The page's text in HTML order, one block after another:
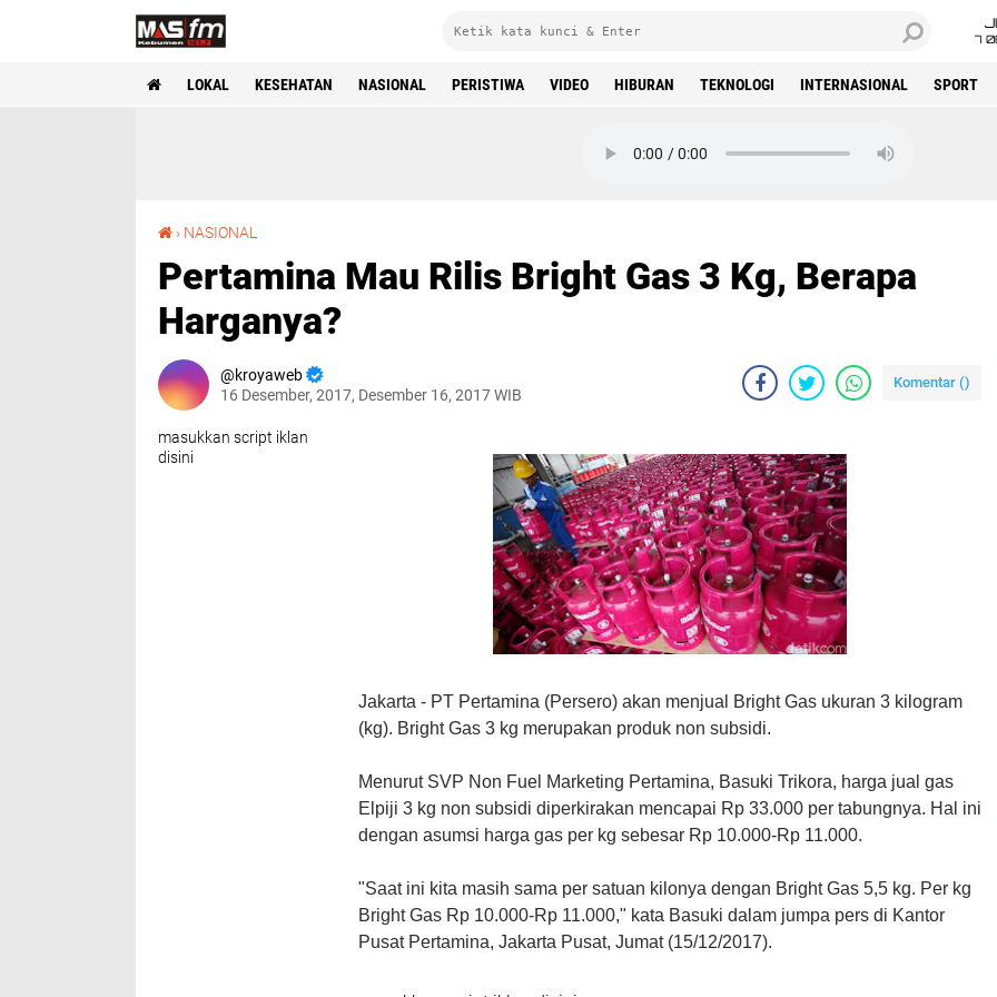
7
LOKAL KESEHATAN NASIONAL PERISTIWA VIDEO HIBURAN TEKNOLOGI INTERNASIONAL SPORT
› NASIONAL
Pertamina Mau Rilis Bright Gas 3 Kg, Berapa
Harganya?
kroyaweb
16 Desember, 2017, Desember 16, 2017 WIB
Komentar ()
masukkan script iklan
disini
Jakarta - PT Pertamina (Persero) akan menjual Bright Gas ukuran 3 kilogram
(kg). Bright Gas 3 kg merupakan produk non subsidi.
Menurut SVP Non Fuel Marketing Pertamina, Basuki Trikora, harga jual gas
Elpiji 3 kg non subsidi diperkirakan mencapai Rp 33.000 per tabungnya. Hal ini
dengan asumsi harga gas per kg sebesar Rp 10.000-Rp 11.000.
"Saat ini kita masih sama per satuan kilonya dengan Bright Gas 5,5 kg. Per kg
Bright Gas Rp 10.000-Rp 11.000," kata Basuki dalam jumpa pers di Kantor
Pusat Pertamina, Jakarta Pusat, Jumat (15/12/2017).